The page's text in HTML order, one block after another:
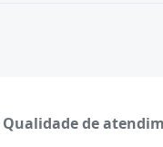
Qualidade de